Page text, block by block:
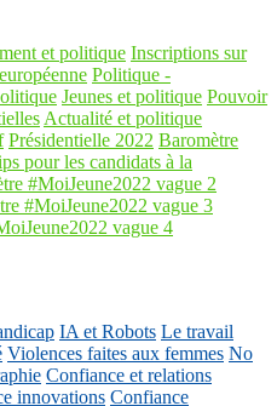
et politique Inscriptions sur
Politique -
Jeunes et politique Pouvoir
Actualité et politique
Présidentielle 2022 Baromètre
pour les candidats à la
#MoiJeune2022 vague 2
#MoiJeune2022 vague 3
vague 4
IA et Robots Le travail
Violences faites aux femmes No
Confiance et relations
innovations Confiance